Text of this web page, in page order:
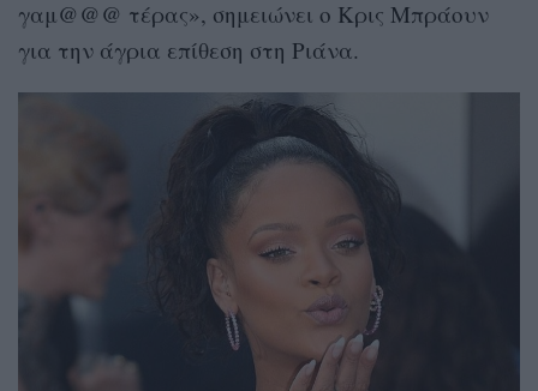
γαμ@@@ τέρας», σημειώνει ο Κρις Μπράουν
για την άγρια επίθεση στη Ριάνα.